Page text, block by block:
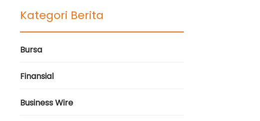
Kategori Berita
Bursa
Finansial
Business Wire